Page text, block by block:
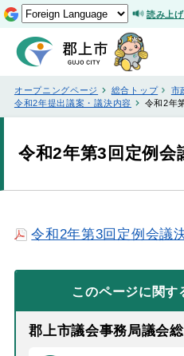
読み上
オープニングページ 総合トップ 市
令和2年提出議案・議決内容
令和2年
令和2年第3回定例会
令和2年第3回定例会議
このページに関す
郡上市議会事務局議会